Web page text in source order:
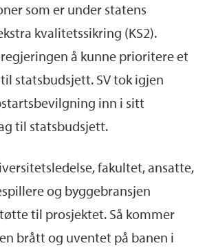
som er under statens
kvalitetssikring (KS2).
å kunne prioritere et
statsbudsjett. SV tok igjen
inn i sitt
til statsbudsjett.
fakultet, ansatte,
og byggebransjen
til prosjektet. Så kommer
brått og uventet på banen i